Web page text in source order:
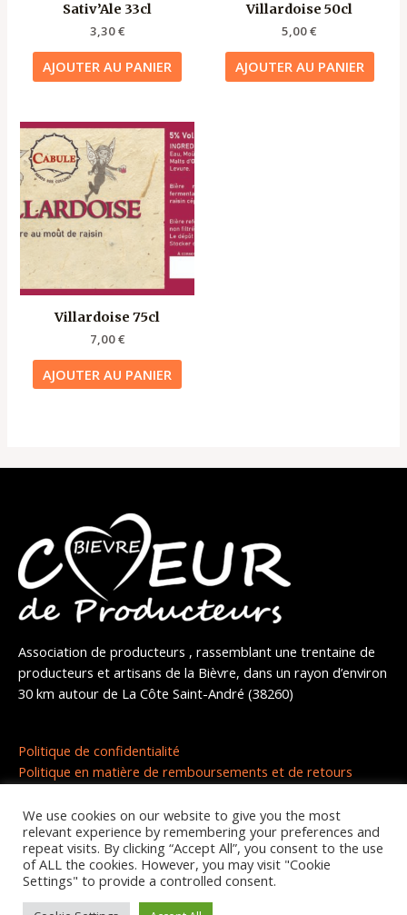
Sativ’Ale 33cl
3,30€
AJOUTER AU PANIER
Villardoise 50cl
5,00€
AJOUTER AU PANIER
Villardoise 75cl
7,00€
AJOUTER AU PANIER
Association de producteurs , rassemblant une trentaine de
producteurs et artisans de la Bièvre, dans un rayon d’environ
30 km autour de La Côte Saint-André (38260)
Politique de confidentialité
Politique en matière de remboursements et de retours
Copyright © 2026 | Coeur de producteurs
We use cookies on our website to give you the most
relevant experience by remembering your preferences and
repeat visits. By clicking “Accept All”, you consent to the use
of ALL the cookies. However, you may visit "Cookie
Settings" to provide a controlled consent.